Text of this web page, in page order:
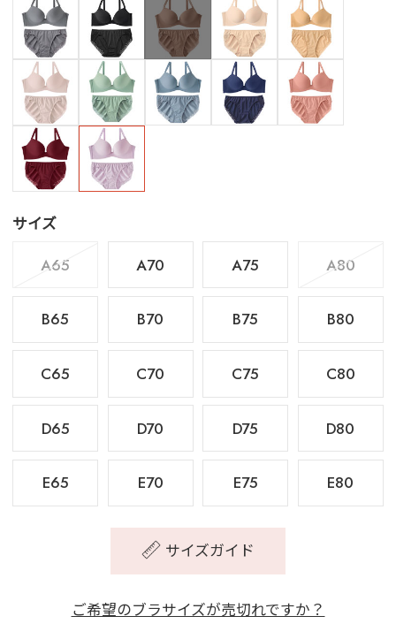
サイズ
A65
A70 A75 A80
B65 B70 B75 B80
C65 C70 C75 C80
D65 D70 D75 D80
E65 E70 E75 E80
サイズガイド
ご希望のブラサイズが売切れですか？